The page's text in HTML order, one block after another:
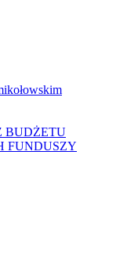
BUDŻETU
FUNDUSZY